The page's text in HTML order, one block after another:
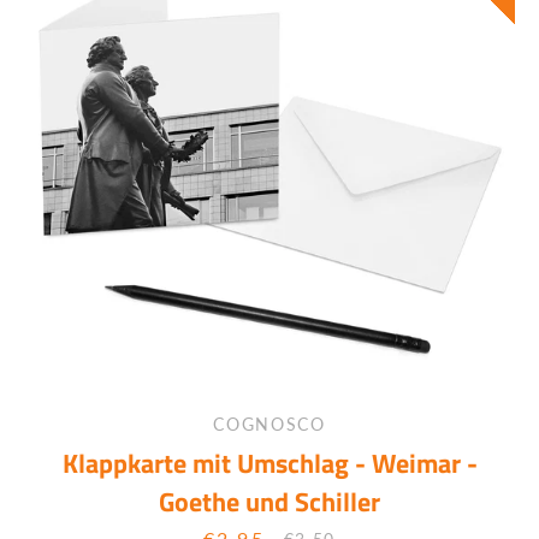
COGNOSCO
Klappkarte mit Umschlag - Weimar -
Goethe und Schiller